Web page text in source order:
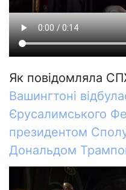
Як повідомляла
Вашингтоні
Єрусалимського
президентом
Дональдом